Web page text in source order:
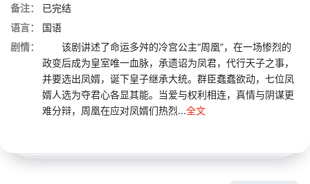
备注：
已完结
语言：
国语
剧情：
该剧讲述了命运多舛的冷宫公主“周凰”，在一场惨烈的
政变后成为皇室唯一血脉，承遗诏为凤君，代行天子之事，
并要选出凤婿，诞下皇子继承大统。群臣蠢蠢欲动，七位凤
婿人选为夺君心各显其能。当爱与权利相连，真情与阴谋更
难分辩，周凰在应对凤婿们热烈...全文